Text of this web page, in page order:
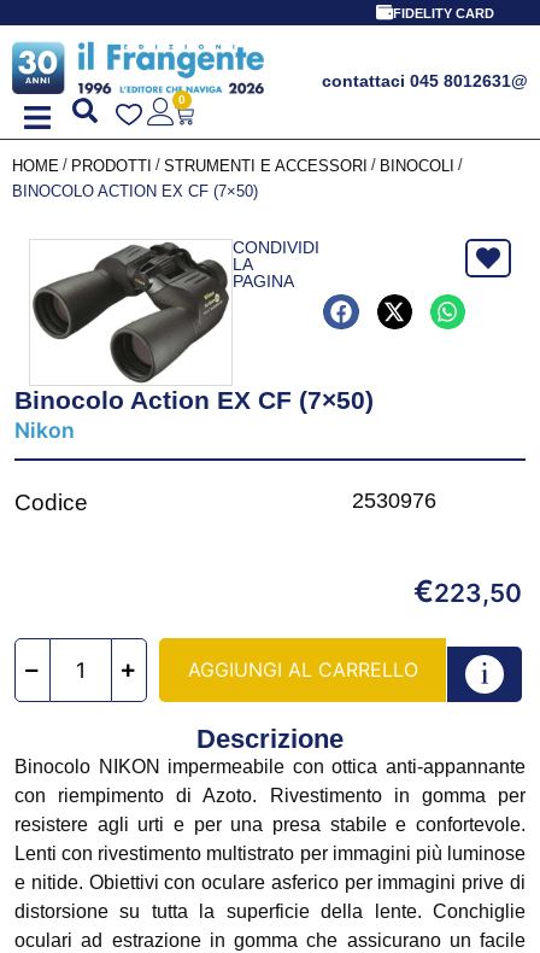
FIDELITY CARD
contattaci 045 8012631@
0
HOME / PRODOTTI / STRUMENTI E ACCESSORI / BINOCOLI
/
BINOCOLO ACTION EX CF (7×50)
CONDIVIDI
LA
PAGINA
Binocolo Action EX CF (7×50)
Nikon
Codice 2530976
€223,50
AGGIUNGI AL CARRELLO
Descrizione
Binocolo NIKON impermeabile con ottica anti-appannante
con riempimento di Azoto. Rivestimento in gomma per
resistere agli urti e per una presa stabile e confortevole.
Lenti con rivestimento multistrato per immagini più luminose
e nitide. Obiettivi con oculare asferico per immagini prive di
distorsione su tutta la superficie della lente. Conchiglie
oculari ad estrazione in gomma che assicurano un facile